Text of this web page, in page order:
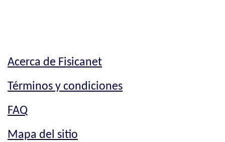
Acerca de Fisicanet
Términos y condiciones
FAQ
Mapa del sitio